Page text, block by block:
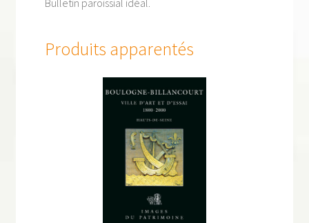
Produits apparentés